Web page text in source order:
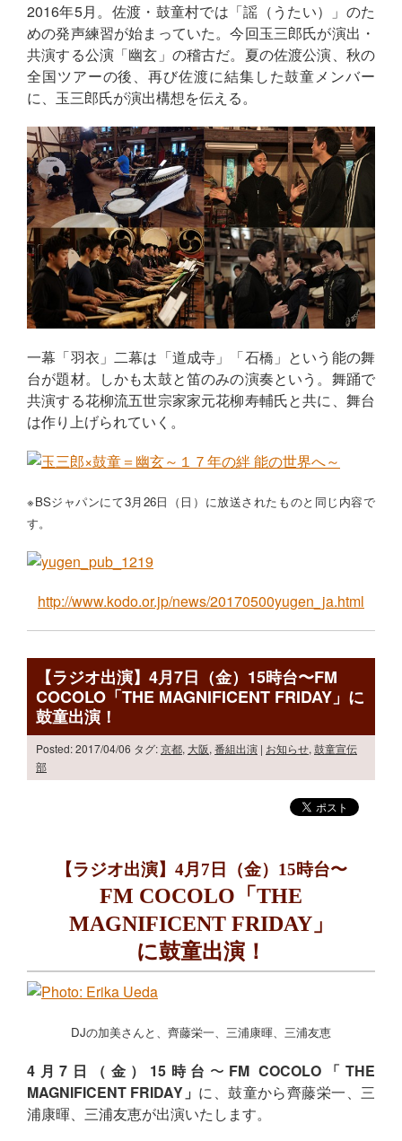
2016年5月。佐渡・鼓童村では「謡（うたい）」のた
めの発声練習が始まっていた。今回玉三郎氏が演出・
共演する公演「幽玄」の稽古だ。夏の佐渡公演、秋の
全国ツアーの後、再び佐渡に結集した鼓童メンバー
に、玉三郎氏が演出構想を伝える。
一幕「羽衣」二幕は「道成寺」「石橋」という能の舞
台が題材。しかも太鼓と笛のみの演奏という。舞踊で
共演する花柳流五世宗家家元花柳寿輔氏と共に、舞台
は作り上げられていく。
※BSジャパンにて3月26日（日）に放送されたものと同じ内容で
す。
http://www.kodo.or.jp/news/20170500yugen_ja.html
【ラジオ出演】4月7日（金）15時台〜FM
COCOLO「THE MAGNIFICENT FRIDAY」に
鼓童出演！
Posted: 2017/04/06 タグ:京都, 大阪, 番組出演 | お知らせ, 鼓童宣伝
部
【ラジオ出演】 4月7日（金）15時台〜
FM COCOLO「THE
MAGNIFICENT FRIDAY」
に鼓童出演！
DJの加美さんと、齊藤栄一、三浦康暉、三浦友恵
4月7日（金）15時台 〜 FM COCOLO「THE
MAGNIFICENT FRIDAY」 に、鼓童から齊藤栄一、三
浦康暉、三浦友恵が出演いたします。